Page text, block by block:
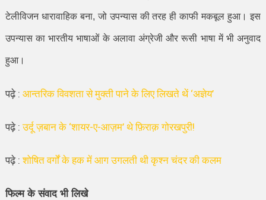
टेलीविजन धारावाहिक बना,जो उपन्यास की तरह ही काफी मकबूल हुआ। इस
उपन्यास का भारतीय भाषाओं के अलावा अंग्रेजी और रूसी भाषा में भी अनुवाद
हुआ।
पढ़े : आन्तरिक विवशता से मुक्ती पाने के लिए लिखते थें ‘अज्ञेय’
पढ़े :उर्दू ज़बान के ‘शायर-ए-आज़म’ थे फ़िराक़ गोरखपुरी!
पढ़े :शोषित वर्गों के हक में आग उगलती थी कृश्न चंदर की कलम
फिल्म के संवाद भी लिखे